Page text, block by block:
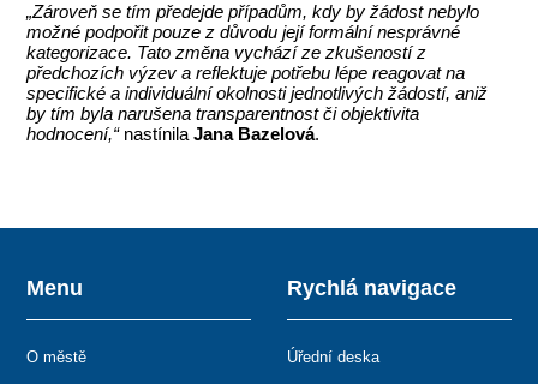
„Zároveň se tím předejde případům, kdy by žádost nebylo
možné podpořit pouze z důvodu její formální nesprávné
kategorizace. Tato změna vychází ze zkušeností z
předchozích výzev a reflektuje potřebu lépe reagovat na
specifické a individuální okolnosti jednotlivých žádostí, aniž
by tím byla narušena transparentnost či objektivita
hodnocení,“nastínilaJana Bazelová.
Menu
O městě
Rychlá navigace
Úřední deska